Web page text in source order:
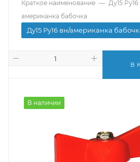
Краткое наименование — Ду15 Ру16
американка бабочка
Ду15 Ру16 вн/американка
В
В наличии